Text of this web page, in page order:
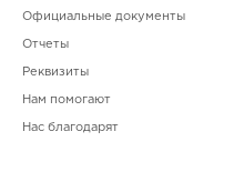
Официальные документы
Отчеты
Реквизиты
Нам помогают
Нас благодарят